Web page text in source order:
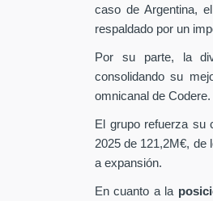
caso de Argentina,
respaldado por un
Por su parte, la
consolidando su
omnicanal de Codere.
El grupo refuerza su
2025 de 121,2M€, de
a expansión.
En cuanto a la